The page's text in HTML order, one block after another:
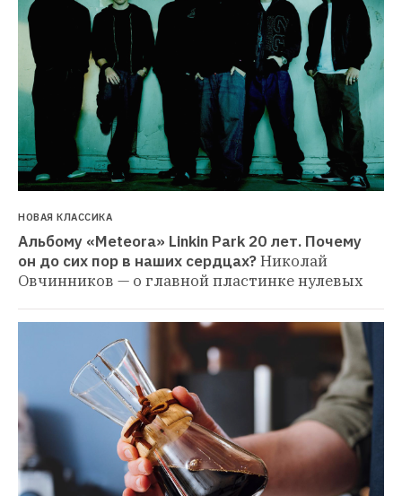
НОВАЯ КЛАССИКА
Альбому «Meteora» Linkin Park 20 лет. Почему
он до сих пор в наших сердцах?Николай
Овчинников — о главной пластинке нулевых